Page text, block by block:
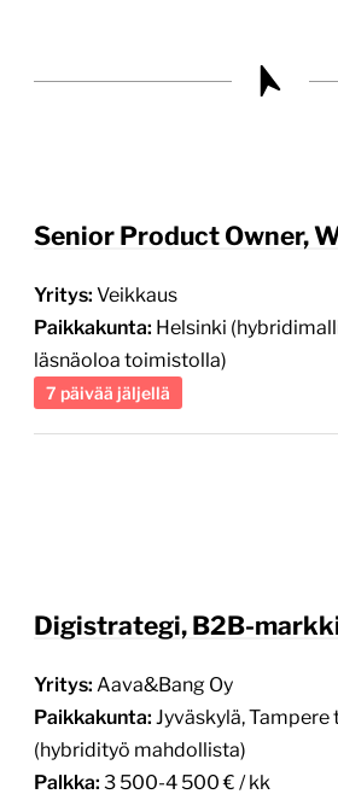
Senior Product Owner,
Yritys: Veikkaus
Paikkakunta: Helsinki
läsnäoloa toimistolla)
7 päivää jäljellä
Yritys:Aava&Bang Oy
(hybridityö mahdollista)
Palkka:3 500-4 500 € / kk